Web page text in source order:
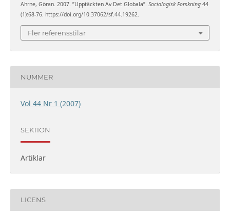
Ahrne, Göran. 2007. ”Upptäckten Av Det Globala”. Sociologisk Forskning44
(1):68-76. https://doi.org/10.37062/sf.44.19262.
Fler referensstilar
NUMMER
Vol 44 Nr 1 (2007)
SEKTION
Artiklar
LICENS